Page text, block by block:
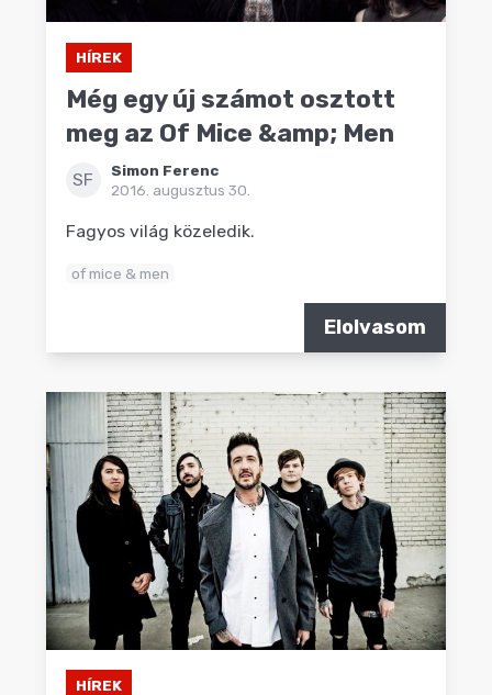
HÍREK
Még egy új számot osztott
meg az Of Mice &amp; Men
SF
Simon Ferenc
2016. augusztus 30.
Fagyos világ közeledik.
of mice & men
Elolvasom
HÍREK